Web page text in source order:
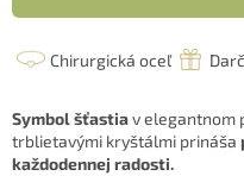
Chirurgická oceľ
Symbol šťastiav elegantnom
trblietavými kryštálmi prináša
každodennej radosti.